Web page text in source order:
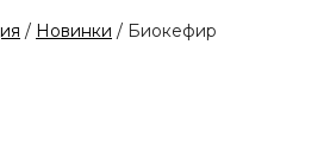
/ Новинки / Биокефир